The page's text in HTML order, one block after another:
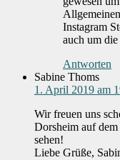
Instagram
auch um
Antworten
Sabine Thoms
1. April 2019 am
Wir freuen uns
Dorsheim auf
sehen!
Liebe Grüße,